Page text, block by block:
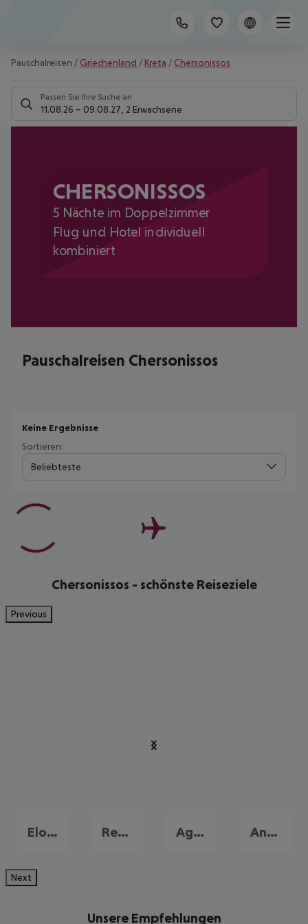
Pauschalreisen / Griechenland / Kreta / Chersonissos
Passen Sie Ihre Suche an
11.08.26 – 09.08.27 2 Erwachsene
CHERSONISSOS
5 Nächte im Doppelzimmer
Flug und Hotel individuell
kombiniert
Pauschalreisen Chersonissos
Keine Ergebnisse
Sortieren:
Beliebteste
Chersonissos - schönste Reiseziele
Previous
Elounda Rethymnon Agia Galini Analypsi
Next
Unsere Empfehlungen